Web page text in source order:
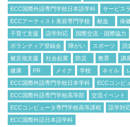
ECC国際外語専門学校日本語学科
サービス
ECCアーティスト美容専門学校
献血 保
子育て支援
語学対応 国際交流・国際協力
ボランティア登録会
障がい スポーツ
読
被災地支援
社会起業 防災 教育 講
健康
PR メイク 学校 ネイル
ECC国際外語専門学校日本学科
ECCコンピ
ECC国際外語専門学校高等部
交流イベント
ECCコンピュータ専門学校高等課程
語学対
ECC国際外語日本語学科